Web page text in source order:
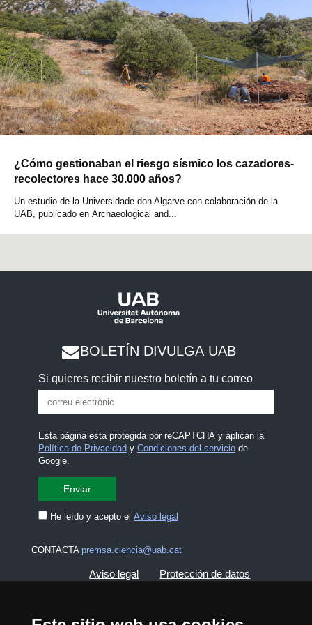
¿Cómo gestionaban el riesgo sísmico los cazadores-
recolectores hace 30.000 años?
Un estudio de la Universidade don Algarve con colaboración de la
UAB, publicado en Archaeological and...
BOLETÍN DIVULGA UAB
Si quieres recibir nuestro boletín a tu correo
Esta página está protegida por reCAPTCHA y aplican la
Política de Privacidad y Condiciones del serviciode
Google.
He leído y acepto el Aviso legal
CONTACTA premsa.ciencia@uab.cat
Aviso legal Protección de datos